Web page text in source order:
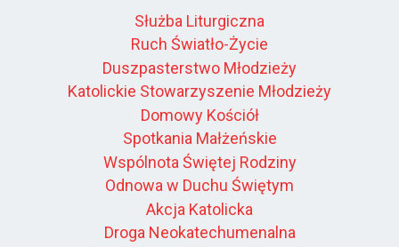
Służba Liturgiczna
Ruch Światło-Życie
Duszpasterstwo Młodzieży
Katolickie Stowarzyszenie Młodzieży
Domowy Kościół
Spotkania Małżeńskie
Wspólnota Świętej Rodziny
Odnowa w Duchu Świętym
Akcja Katolicka
Droga Neokatechumenalna